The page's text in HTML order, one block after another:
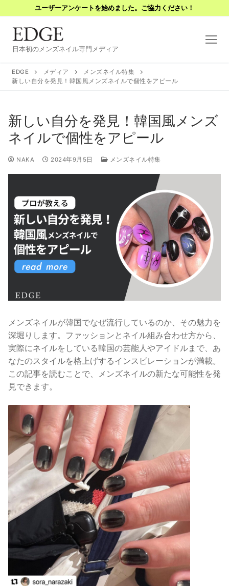
ン
ユーザーアンケートを始めました。ご協力ください！
日本初のメンズネイル専門メディア
EDGE メディア
メンズネイル特集
新しい自分を発見！韓国風メンズネイルで個性をアピール
新しい自分を発見！韓国風メンズ
ネイルで個性をアピール
NAKA 2024年9月5日 メンズネイル特集
メンズネイルが韓国でなぜ流行しているのか、その魅力を
深堀りします。ファッションとネイル組み合わせ方から、
実際にネイルをしている韓国の芸能人やアイドルまで、あ
なたのスタイルを格上げするインスピレーションが満載。
この記事を読むことで、メンズネイルの新たな可能性を発
見できます。